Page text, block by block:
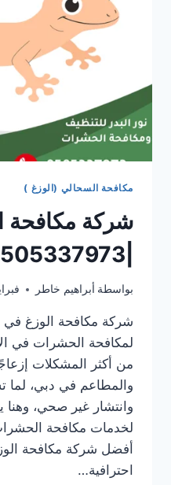
مكافحة السحالي (الوزغ )
شركة مكافحة
بواسطة أبراهيم خاطر فبراير 10,
شركة مكافحة الوزغ في
لمكافحة الحشرات في
من أكثر المشكلات
والمطاعم في دبي،
وانتشار غير صحي، وهنا
لخدمات مكافحة
أفضل شركة مكافحة
احترافية…